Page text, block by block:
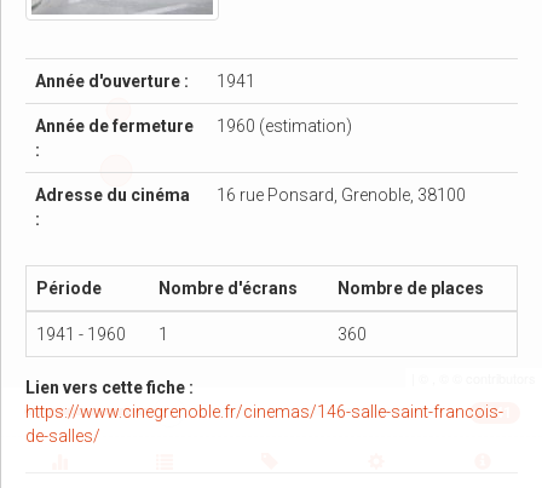
1941
Année d'ouverture : 1941
Année de fermeture
:
1960 (estimation)
Adresse du cinéma
:
16 rue Ponsard, Grenoble, 38100
Période Nombre d'écrans Nombre de places
1941 - 1960 1 360
Lien vers cette fiche :
https://www.cinegrenoble.fr/cinemas/146-salle-saint-francois-
de-salles/